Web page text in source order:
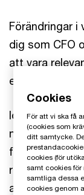
Förändringar i
dig som CFO
att vara
Idag måste en
marknaden
för ledning
riktning och
avgörande för
Cookies
För att vi ska få
(cookies som
ditt samtycke.
cookies (för
samt cookies
samtliga dessa
cookies genom